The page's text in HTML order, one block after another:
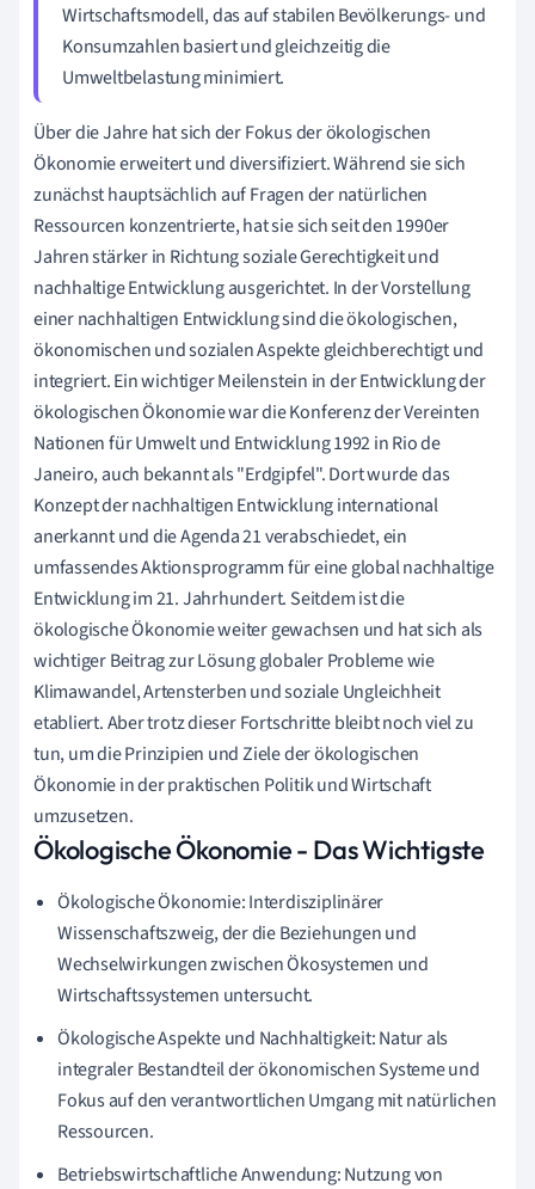
Wirtschaftsmodell, das auf stabilen Bevölkerungs- und
Konsumzahlen basiert und gleichzeitig die
Umweltbelastung minimiert.
Über die Jahre hat sich der Fokus der ökologischen
Ökonomie erweitert und diversifiziert. Während sie sich
zunächst hauptsächlich auf Fragen der natürlichen
Ressourcen konzentrierte, hat sie sich seit den 1990er
Jahren stärker in Richtung soziale Gerechtigkeit und
nachhaltige Entwicklung ausgerichtet. In der Vorstellung
einer nachhaltigen Entwicklung sind die ökologischen,
ökonomischen und sozialen Aspekte gleichberechtigt und
integriert. Ein wichtiger Meilenstein in der Entwicklung der
ökologischen Ökonomie war die Konferenz der Vereinten
Nationen für Umwelt und Entwicklung 1992 in Rio de
Janeiro, auch bekannt als "Erdgipfel". Dort wurde das
Konzept der nachhaltigen Entwicklung international
anerkannt und die Agenda 21 verabschiedet, ein
umfassendes Aktionsprogramm für eine global nachhaltige
Entwicklung im 21. Jahrhundert. Seitdem ist die
ökologische Ökonomie weiter gewachsen und hat sich als
wichtiger Beitrag zur Lösung globaler Probleme wie
Klimawandel, Artensterben und soziale Ungleichheit
etabliert. Aber trotz dieser Fortschritte bleibt noch viel zu
tun, um die Prinzipien und Ziele der ökologischen
Ökonomie in der praktischen Politik und Wirtschaft
umzusetzen.
Ökologische Ökonomie - Das Wichtigste
Ökologische Ökonomie: Interdisziplinärer
Wissenschaftszweig, der die Beziehungen und
Wechselwirkungen zwischen Ökosystemen und
Wirtschaftssystemen untersucht.
Ökologische Aspekte und Nachhaltigkeit: Natur als
integraler Bestandteil der ökonomischen Systeme und
Fokus auf den verantwortlichen Umgang mit natürlichen
Ressourcen.
Betriebswirtschaftliche Anwendung: Nutzung von